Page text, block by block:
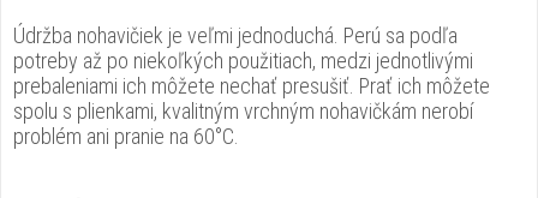
Údržba nohavičiek je veľmi jednoduchá. Perú sa podľa
potreby až po niekoľkých použitiach, medzi jednotlivými
prebaleniami ich môžete nechať presušiť. Prať ich môžete
spolu s plienkami, kvalitným vrchným nohavičkám nerobí
problém ani pranie na 60°C.